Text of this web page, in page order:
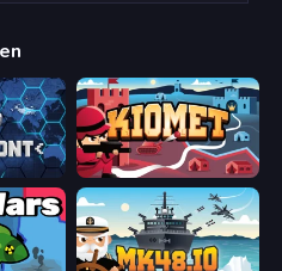
Kiomet